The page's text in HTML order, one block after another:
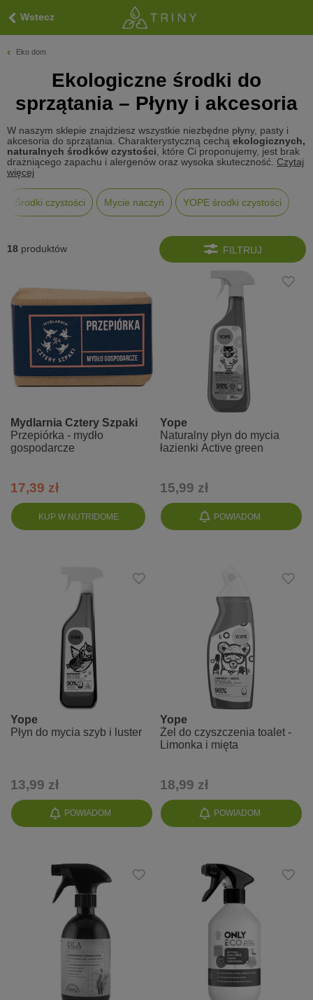
Wstecz
Eko dom
Ekologiczne środki do
sprzątania – Płyny i akcesoria
W naszym sklepie znajdziesz wszystkie niezbędne płyny, pasty i
akcesoria do sprzątania. Charakterystyczną cechą ekologicznych,
naturalnych środków czystości, które Ci proponujemy, jest brak
drażniącego zapachu i alergenów oraz wysoka skuteczność. Czytaj
więcej
Środki czystości Mycie naczyń YOPE środki czystości
FILTRUJ
18 produktów
KUP W NUTRIDOME
Mydlarnia Cztery Szpaki
Przepiórka - mydło
gospodarcze
17,39 zł
POWIADOM
Yope
Naturalny płyn do mycia
łazienki Active green
15,99 zł
POWIADOM
Yope
Płyn do mycia szyb i luster
13,99 zł
POWIADOM
Yope
Żel do czyszczenia toalet -
Limonka i mięta
18,99 zł